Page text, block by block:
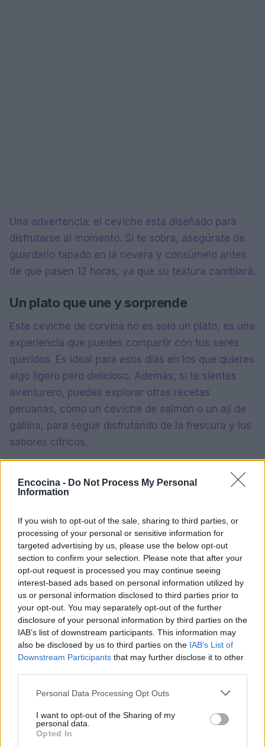
Encocina - Do Not Process My Personal
Information
If you wish to opt-out of the sale, sharing to third parties, or
processing of your personal or sensitive information for
targeted advertising by us, please use the below opt-out
section to confirm your selection. Please note that after your
opt-out request is processed you may continue seeing
interest-based ads based on personal information utilized by
us or personal information disclosed to third parties prior to
your opt-out. You may separately opt-out of the further
disclosure of your personal information by third parties on the
IAB’s list of downstream participants. This information may
also be disclosed by us to third parties on the IAB’s List of
Downstream Participants that may further disclose it to other
Please note that this website/app uses one or more Google
not limited to your visit or usage behaviour. You may click to
grant or deny consent to Google and its third-party tags to
use your data for below specified purposes in below Google
Personal Data Processing Opt Outs
I want to opt-out of the Sharing of my
personal data.
Opted In
Una advertencia: el ceviche está diseñado para
disfrutarse al momento. Si te sobra, asegúrate de
guardarlo tapado en la nevera y consúmelo antes
de que pasen 12 horas, ya que su textura cambiará.
Un plato que une y sorprende
Este ceviche de corvina no es solo un plato, es una
experiencia que puedes compartir con tus seres
queridos. Es ideal para esos días en los que quieres
algo ligero pero delicioso. Además, si te sientes
aventurero, puedes explorar otras recetas
peruanas, como un ceviche de salmón o un ají de
gallina, para seguir disfrutando de la frescura y los
sabores cítricos.
Recuerda que cocinar es una forma de expresar
amor, creatividad y compartir momentos únicos.
que la cocina tiene para ofrecer. Al final del día,
cada bocado de ceviche es un recordatorio de que
la simplicidad a menudo es la clave de la felicidad.
staff